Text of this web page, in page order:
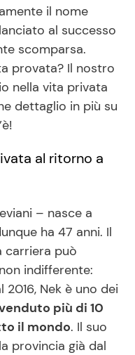
Feste
per Bambini
il nome
al successo
scomparsa.
provata? Il nostro
nella vita privata
dettaglio in più su
al ritorno a
– nasce a
ha 47 anni. Il
carriera può
indifferente:
Nek è uno dei
più di 10
il mondo. Il suo
provincia già dal